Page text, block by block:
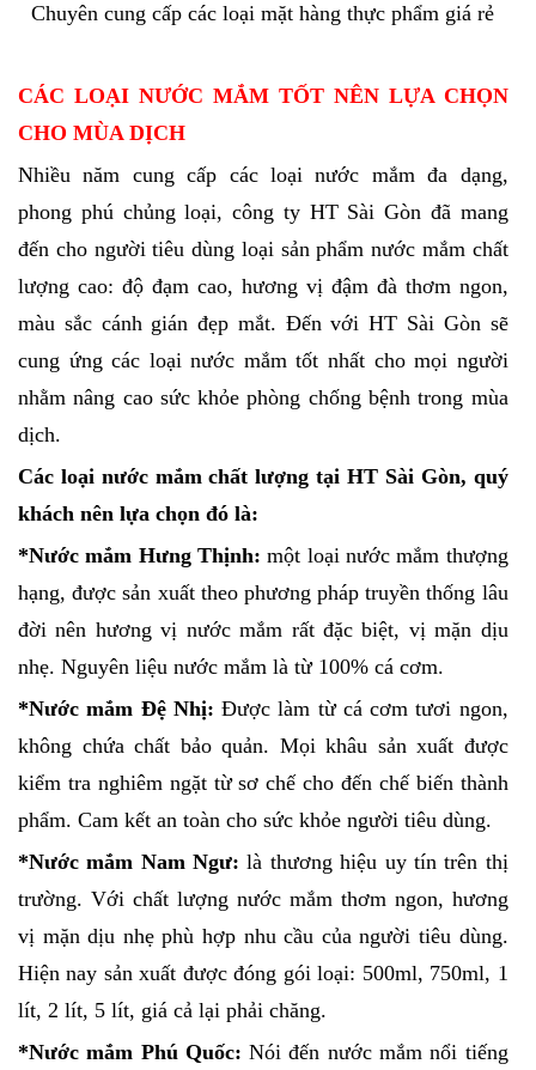
Chuyên cung cấp các loại mặt hàng thực phẩm giá rẻ
CÁC LOẠI NƯỚC MẮM TỐT NÊN LỰA CHỌN
CHO MÙA DỊCH
Nhiều năm cung cấp các loại nước mắm đa dạng,
phong phú chủng loại, công ty HT Sài Gòn đã mang
đến cho người tiêu dùng loại sản phẩm nước mắm chất
lượng cao: độ đạm cao, hương vị đậm đà thơm ngon,
màu sắc cánh gián đẹp mắt. Đến với HT Sài Gòn sẽ
cung ứng các loại nước mắm tốt nhất cho mọi người
nhằm nâng cao sức khỏe phòng chống bệnh trong mùa
dịch.
Các loại nước mắm chất lượng tại HT Sài Gòn, quý
khách nên lựa chọn đó là:
*Nước mắm Hưng Thịnh: một loại nước mắm thượng
hạng, được sản xuất theo phương pháp truyền thống lâu
đời nên hương vị nước mắm rất đặc biệt, vị mặn dịu
nhẹ. Nguyên liệu nước mắm là từ 100% cá cơm.
*Nước mắm Đệ Nhị:Được làm từ cá cơm tươi ngon,
không chứa chất bảo quản. Mọi khâu sản xuất được
kiểm tra nghiêm ngặt từ sơ chế cho đến chế biến thành
phẩm. Cam kết an toàn cho sức khỏe người tiêu dùng.
*Nước mắm Nam Ngư: là thương hiệu uy tín trên thị
trường. Với chất lượng nước mắm thơm ngon, hương
vị mặn dịu nhẹ phù hợp nhu cầu của người tiêu dùng.
Hiện nay sản xuất được đóng gói loại: 500ml, 750ml, 1
lít, 2 lít, 5 lít, giá cả lại phải chăng.
*Nước mắm Phú Quốc: Nói đến nước mắm nổi tiếng